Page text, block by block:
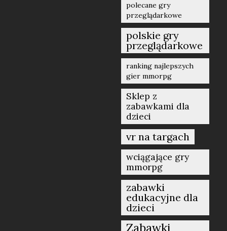
polecane gry
przeglądarkowe
polskie gry
przeglądarkowe
ranking najlepszych
gier mmorpg
Sklep z
zabawkami dla
dzieci
vr na targach
wciągające gry
mmorpg
zabawki
edukacyjne dla
dzieci
Zabawki